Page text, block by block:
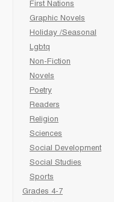
First Nations
Graphic Novels
Holiday /Seasonal
Lgbtq
Non-Fiction
Novels
Poetry
Readers
Religion
Sciences
Social Development
Social Studies
Sports
Grades 4-7